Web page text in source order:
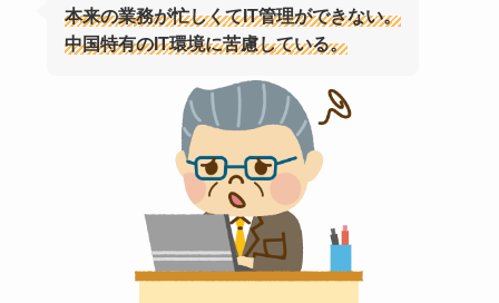
本来の業務が忙しくてIT管理ができない。
中国特有のIT環境に苦慮している。